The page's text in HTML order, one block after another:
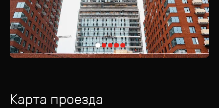
Карта проезда